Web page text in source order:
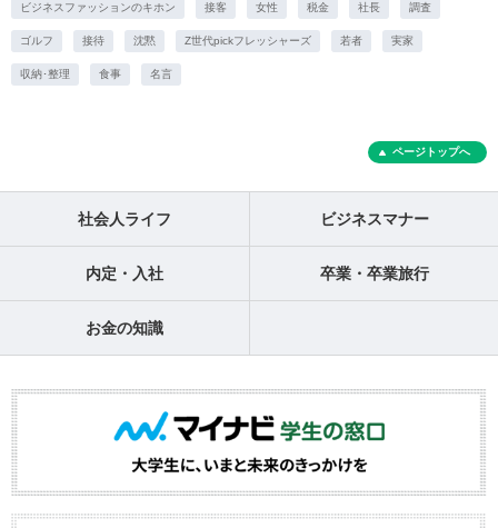
ビジネスファッションのキホン 接客 女性 税金 社長 調査
ゴルフ 接待 沈黙 Z世代pickフレッシャーズ 若者 実家
収納･整理 食事 名言
ページトップへ
社会人ライフ ビジネスマナー
内定・入社 卒業・卒業旅行
お金の知識